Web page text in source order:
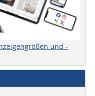
und -